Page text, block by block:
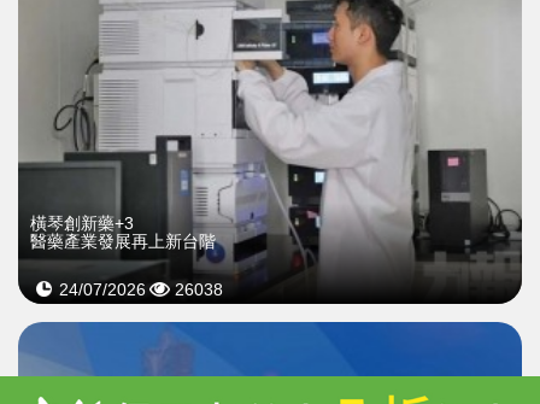
橫琴創新藥+3
醫藥產業發展再上新台階
24/07/2026 26038